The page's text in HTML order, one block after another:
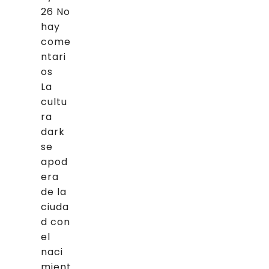
26 No
hay
come
ntari
os
La
cultu
ra
dark
se
apod
era
de la
ciuda
d con
el
naci